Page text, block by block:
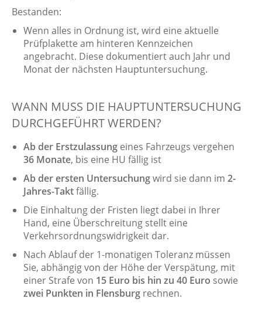
Bestanden:
Wenn alles in Ordnung ist, wird eine aktuelle
Prüfplakette am hinteren Kennzeichen
angebracht. Diese dokumentiert auch Jahr und
Monat der nächsten Hauptuntersuchung.
WANN MUSS DIE HAUPTUNTERSUCHUNG
DURCHGEFÜHRT WERDEN?
Ab der Erstzulassung eines Fahrzeugs vergehen
36 Monate, bis eine HU fällig ist
Ab der ersten Untersuchungwird sie dann im 2-
Jahres-Taktfällig.
Die Einhaltung der Fristen liegt dabei in Ihrer
Hand, eine Überschreitung stellt eine
Verkehrsordnungswidrigkeit dar.
Nach Ablauf der 1-monatigen Toleranz müssen
Sie, abhängig von der Höhe der Verspätung, mit
einer Strafe von 15 Euro bis hin zu 40 Euro sowie
zwei Punkten in Flensburg rechnen.